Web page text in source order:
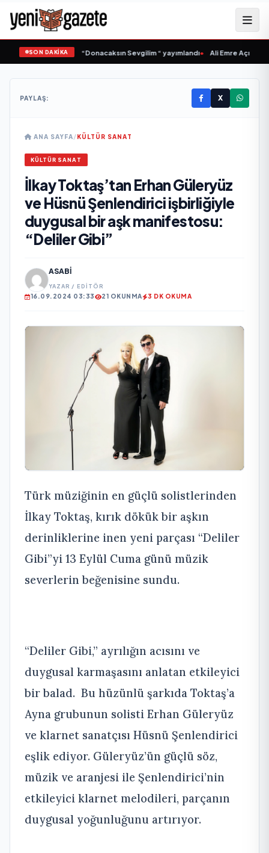
SON DAKİKA
‘dan İkinci Tekli “Donacaksın Sevgilim “ yayımlandı• Ali Emre Açıkgöz
PAYLAŞ: X
ANA SAYFA/KÜLTÜR SANAT
KÜLTÜR SANAT
İlkay Toktaş’tan Erhan Güleryüz
ve Hüsnü Şenlendirici işbirliğiyle
duygusal bir aşk manifestosu:
“Deliler Gibi”
ASABI
YAZAR / EDITÖR
16.09.2024 03:33 21 OKUNMA 3 DK OKUMA
Türk müziğinin en güçlü solistlerinden
İlkay Toktaş, kırık dökük bir aşkın
derinliklerine inen yeni parçası “Deliler
Gibi”yi 13 Eylül Cuma günü müzik
severlerin beğenisine sundu.
“Deliler Gibi,” ayrılığın acısını ve
duygusal karmaşasını anlatan etkileyici
bir balad. Bu hüzünlü şarkıda Toktaş’a
Ayna grubunun solisti Erhan Güleryüz
ve klarnet sanatçısı Hüsnü Şenlendirici
eşlik ediyor. Güleryüz’ün güçlü söz,
müzik ve aranjesi ile Şenlendirici’nin
etkileyici klarnet melodileri, parçanın
duygusal yoğunluğunu artırıyor.